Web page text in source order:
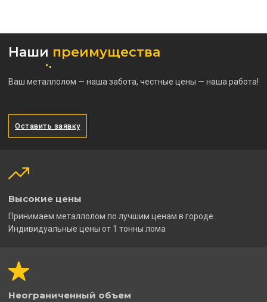
Наши преимущества
Ваш металлолом — наша забота, честные цены — наша работа!
Оставить заявку
Высокие цены
Принимаем металлолом по лучшим ценам в городе.
Индивидуальные цены от 1 тонны лома
Неограниченный объем